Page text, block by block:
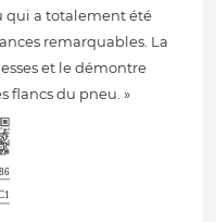
qui a totalement été
remarquables. La
et le démontre
flancs du pneu. »